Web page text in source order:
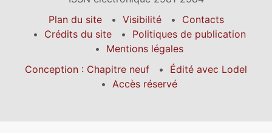
Plan du site
Visibilité
Contacts
Crédits du site
Politiques de publication
Mentions légales
Conception : Chapitre neuf
Édité avec Lodel
Accès réservé